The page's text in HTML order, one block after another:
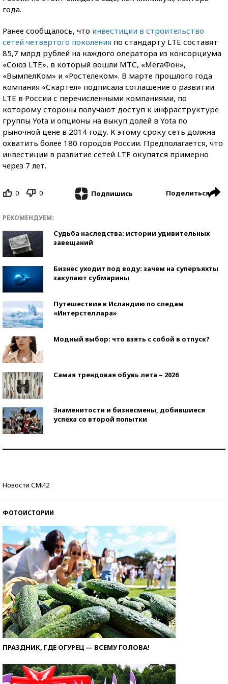
года.
Ранее сообщалось, что инвестиции в строительство
сетей четвертого поколения по стандарту LTE составят
85,7 млрд рублей на каждого оператора из консорциума
«Союз LTE», в который вошли МТС, «МегаФон»,
«ВымпелКом» и «Ростелеком». В марте прошлого года
компания «Скартел» подписала соглашение о развитии
LTE в России с перечисленными компаниями, по
которому стороны получают доступ к инфраструктуре
группы Yota и опционы на выкуп долей в Yota по
рыночной цене в 2014 году. К этому сроку сеть должна
охватить более 180 городов России. Предполагается, что
инвестиции в развитие сетей LTE окупятся примерно
через 7 лет.
0 0 Подпишись Поделиться
РЕКОМЕНДУЕМ:
Судьба наследства: истории удивительных
завещаний
Бизнес уходит под воду: зачем на суперъяхты
закупают субмарины
Путешествие в Исландию по следам
«Интерстеллара»
Модный выбор: что взять с собой в отпуск?
Самая трендовая обувь лета – 2026
Знаменитости и бизнесмены, добившиеся
успеха со второй попытки
Новости СМИ2
ФОТОИСТОРИИ
ПРАЗДНИК, ГДЕ ОГУРЕЦ — ВСЕМУ ГОЛОВА!